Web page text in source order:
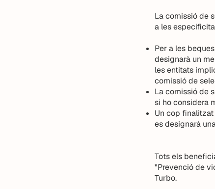
La comissió de
a les
Per a les
designarà un
les entitats
comissió de
La comissió de
si ho considera
Un cop
es designarà
Tots els
"Prevenció de
Turbo.